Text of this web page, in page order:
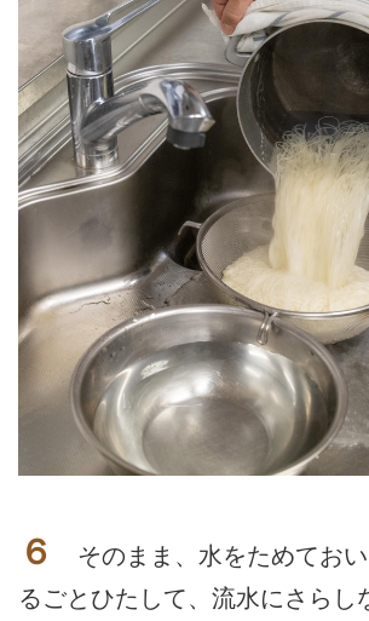
６
そのまま、水をためてお
るごとひたして、流水にさらし